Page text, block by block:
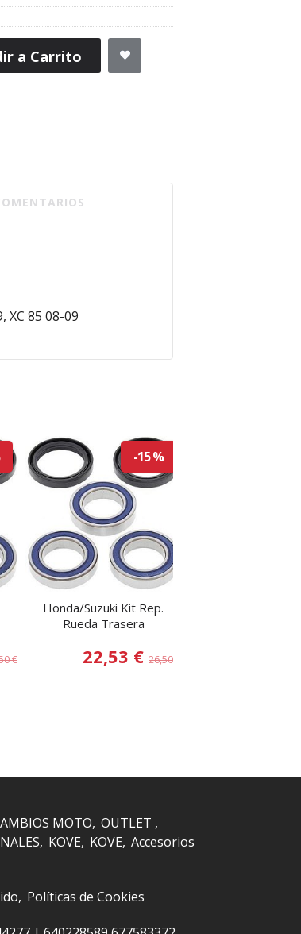
a Carrito
XC 85 08-09
€
-15 %
Honda/Suzuki Kit Rep.
Rueda Trasera
22,53 € 26,50 €
MOTO OUTLET
KOVE KOVE Accesorios
Políticas de Cookies